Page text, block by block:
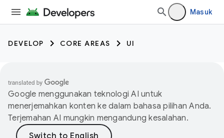
Masuk
DEVELOP CORE AREAS UI
Google menggunakan teknologi AI untuk
menerjemahkan konten ke dalam bahasa pilihan Anda.
Terjemahan AI mungkin mengandung kesalahan.